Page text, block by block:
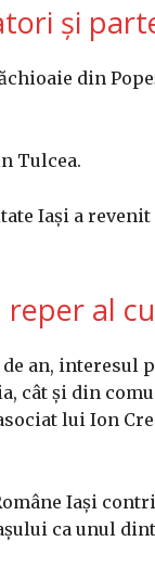
și
din
Tulcea.
Iași a
reper al
an,
cât și din
lui Ion
Iași
ca unul